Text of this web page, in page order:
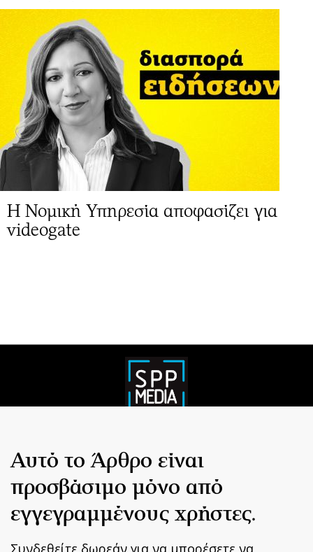
Αυτό το Άρθρο είναι
προσβάσιμο μόνο από
εγγεγραμμένους χρήστες.
Συνδεθείτε δωρεάν για να μπορέσετε να
H Νομική Υπηρεσία αποφασίζει για
videogate